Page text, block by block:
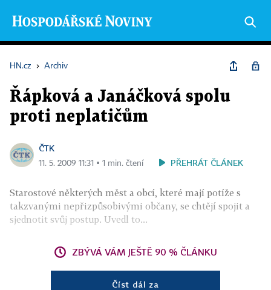
HN.cz › Archiv
Řápková a Janáčková spolu
proti neplatičům
ČTK
11. 5. 2009 11:31 ▪ 1 min. čtení PŘEHRÁT ČLÁNEK
Starostové některých měst a obcí, které mají potíže s
takzvanými nepřizpůsobivými občany, se chtějí spojit a
sjednotit svůj postup. Uvedl to...
ZBÝVÁ VÁM JEŠTĚ 90 % ČLÁNKU
Číst dál za